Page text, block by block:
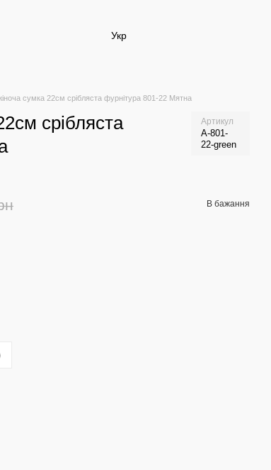
Укр
сумка 22см срібляста фурнітура 801-22 Мятна
срібляста
Артикул
А-801-
22-green
В бажання